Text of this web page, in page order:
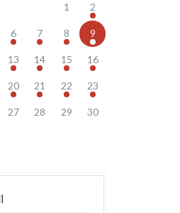
1 2
6 7 8 9
13 14 15 16
20 21 22 23
27 28 29 30